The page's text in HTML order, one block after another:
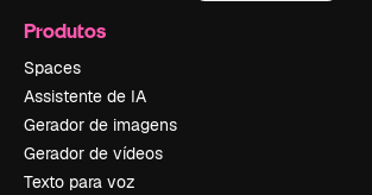
Produtos
Spaces
Assistente de IA
Gerador de imagens
Gerador de vídeos
Texto para voz